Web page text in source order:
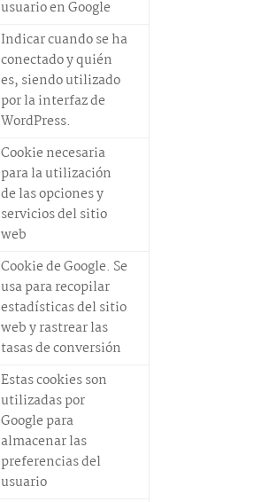
usuario en Google
Indicar cuando se ha
conectado y quién
es, siendo utilizado
por la interfaz de
WordPress.
Cookie necesaria
para la utilización
de las opciones y
servicios del sitio
web
Cookie de Google. Se
usa para recopilar
estadísticas del sitio
web y rastrear las
tasas de conversión
Estas cookies son
utilizadas por
Google para
almacenar las
preferencias del
usuario